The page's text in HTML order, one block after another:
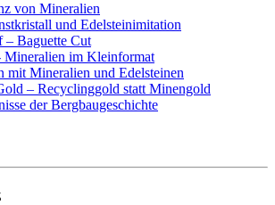
von Mineralien
und Edelsteinimitation
– Baguette Cut
Mineralien im Kleinformat
mit Mineralien und Edelsteinen
– Recyclinggold statt Minengold
der Bergbaugeschichte